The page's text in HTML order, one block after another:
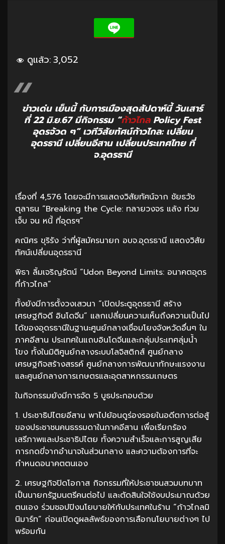
ดูแล้ว:3,052
ข่าวเด่น เย็นนี้ กับการเมืองสุดสัปดาห์นี้ วันเสาร์
ที่ 22 มิ.ย.67 มีกิจกรรม “ก้าวไกลPolicy Fest
อุดรจ้วด ๆ” เวทีวิสัยทัศน์ก้าวไกล: เปลี่ยน
อุดรธานี เปลี่ยนอีสาน เปลี่ยนประเทศไทย ที่
จ.อุดรธานี
เรื่องที่ 4,576 โดยจะมีการแสดงวิสัยทัศน์จาก ชัยธวัช
ตุลาธน “Breaking the Cycle: ทลายวงจร แล้ง ท่วม
เจ็บ จน หนี้ ที่อุดรฯ”
คณิศร ขุริรัง ว่าที่ผู้สมัครนายก อบจ.อุดรธานี แสดงวิสัย
ทัศน์เปลี่ยนอุดรธานี
พิธา ลิ้มเจริญรัตน์ “Udon Beyond Limits: อนาคตอุดร
ที่ก้าวไกล”
ทั้งยังมีการตั้งวงเสวนา “เปิดประตูอุดรธานี สร้าง
เศรษฐกิจดี อินโดจีน” แลกเปลี่ยนความเห็นถึงความเป็นไป
ได้ของอุดรธานีในฐานะศูนย์กลางเชื่อมโยงจังหวัดอื่นๆ ใน
ภาคอีสาน ประเทศในแถบอินโดจีนและกลุ่มประเทศลุ่มน้ำ
โขง ทั้งในมิติศูนย์กลางระบบโลจิสติกส์ ศูนย์กลาง
เศรษฐกิจสร้างสรรค์ ศูนย์กลางการพัฒนาทักษะแรงงาน
และศูนย์กลางการเกษตรและอุตสาหกรรมเกษตร
ในกิจกรรมยังมีการจัด 5 บูธประกอบด้วย
1. ประชาธิปไตยอีสาน พาไปย้อนดูร่องรอยในอดีตการต่อสู้
ของประชาชนคนธรรมดาในภาคอีสาน เพื่อเรียกร้อง
เสรีภาพและประชาธิปไตย ทั้งความสำเร็จและการสูญเสีย
การกดขี่จากอำนาจในส่วนกลาง และความต้องการที่จะ
กำหนดอนาคตตนเอง
2. เศรษฐกิจปิดโอกาส กิจกรรมที่ให้ประชาชนสวมบทบาท
เป็นนายกรัฐมนตรีคนต่อไป และตัดสินใจใช้งบประมาณด้วย
ตนเอง ร่วมชอปปิงนโยบายให้กับประเทศในร้าน “ก้าวไกลมิ
นิมาร์ท” ก่อนเปิดดูผลลัพธ์ของการเลือกนโยบายต่างๆ ไป
พร้อมกัน